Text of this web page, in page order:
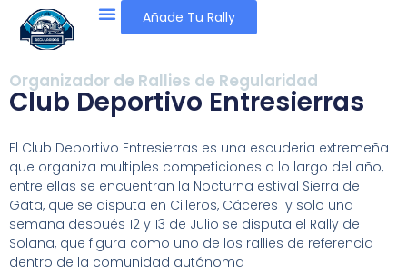
Añade Tu Rally
Organizador de Rallies de Regularidad
Club Deportivo Entresierras
El Club Deportivo Entresierras es una escuderia extremeña
que organiza multiples competiciones a lo largo del año,
entre ellas se encuentran la Nocturna estival Sierra de
Gata, que se disputa en Cilleros, Cáceres y solo una
semana después 12 y 13 de Julio se disputa el Rally de
Solana, que figura como uno de los rallies de referencia
dentro de la comunidad autónoma